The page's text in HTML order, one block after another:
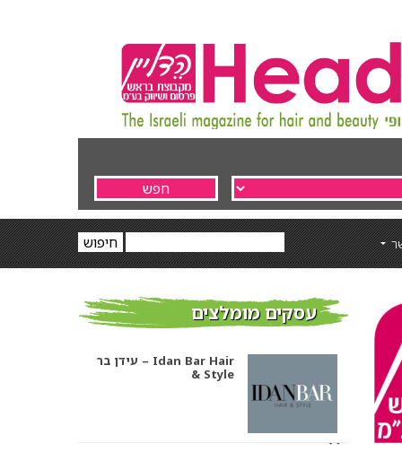
עסקים מומלצים
עידן בר – Idan Bar Hair
& Style